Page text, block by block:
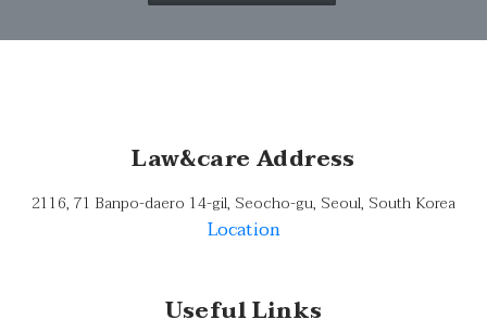
Law&care Address
2116, 71 Banpo-daero 14-gil, Seocho-gu, Seoul, South Korea
Location
Useful Links